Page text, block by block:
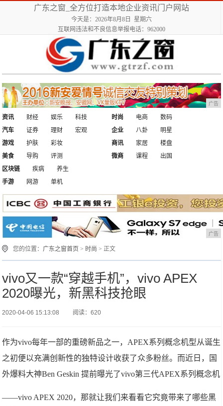
广东之窗_全方位打造本地企业资讯门户网站
今天是：2026年8月8日 星期六
互联网违法和不良信息举报电话：962000
广告
资讯 财经 娱乐
科技
汽车
证券 理财 宏观
时尚 电商
数码
企业
八卦
明星
游戏
护肤
彩妆
美食
导购 评测
商讯 家居
楼盘
微商
课程
出国
区块链
疾病
养生
手游
网游 单机
广告
您的位置： 广东之窗首页 > 时尚 > 正文
vivo又一款“穿越手机”，vivo APEX
2020曝光，新黑科技抢眼
2020-04-06 15:13:08 阅读：620
作为vivo每年一部的重磅新品之一，APEX系列概念机型从诞生
之初便以充满创新性的独特设计收获了众多粉丝。而近日，国
外爆料大神Ben Geskin 提前曝光了vivo第三代APEX系列概念机
——vivo APEX 2020，那就让我们来看看它究竟带来了哪些黑